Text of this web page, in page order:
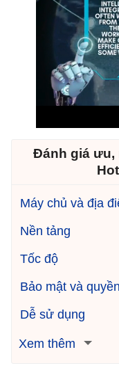
Đánh giá ưu,
Máy chủ và địa
Nền tảng
Tốc độ
Bảo mật và
Dễ sử dụng
Xem thêm